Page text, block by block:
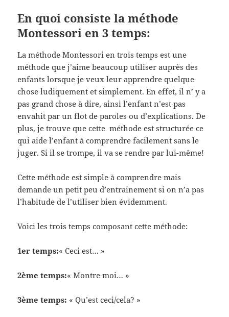
En quoi consiste la méthode
Montessori en 3 temps:
La méthode Montessori en trois temps est une
méthode que j’aime beaucoup utiliser auprès des
enfants lorsque je veux leur apprendre quelque
chose ludiquement et simplement. En effet, il n’ y a
pas grand chose à dire, ainsi l’enfant n’est pas
envahit par un flot de paroles ou d’explications. De
plus, je trouve que cette méthode est structurée ce
qui aide l’enfant à comprendre facilement sans le
juger. Si il se trompe, il va se rendre par lui-même!
Cette méthode est simple à comprendre mais
demande un petit peu d’entrainement si on n’a pas
l’habitude de l’utiliser bien évidemment.
Voici les trois temps composant cette méthode:
1er temps:« Ceci est… »
2ème temps:« Montre moi… »
3ème temps: « Qu’est ceci/cela? »